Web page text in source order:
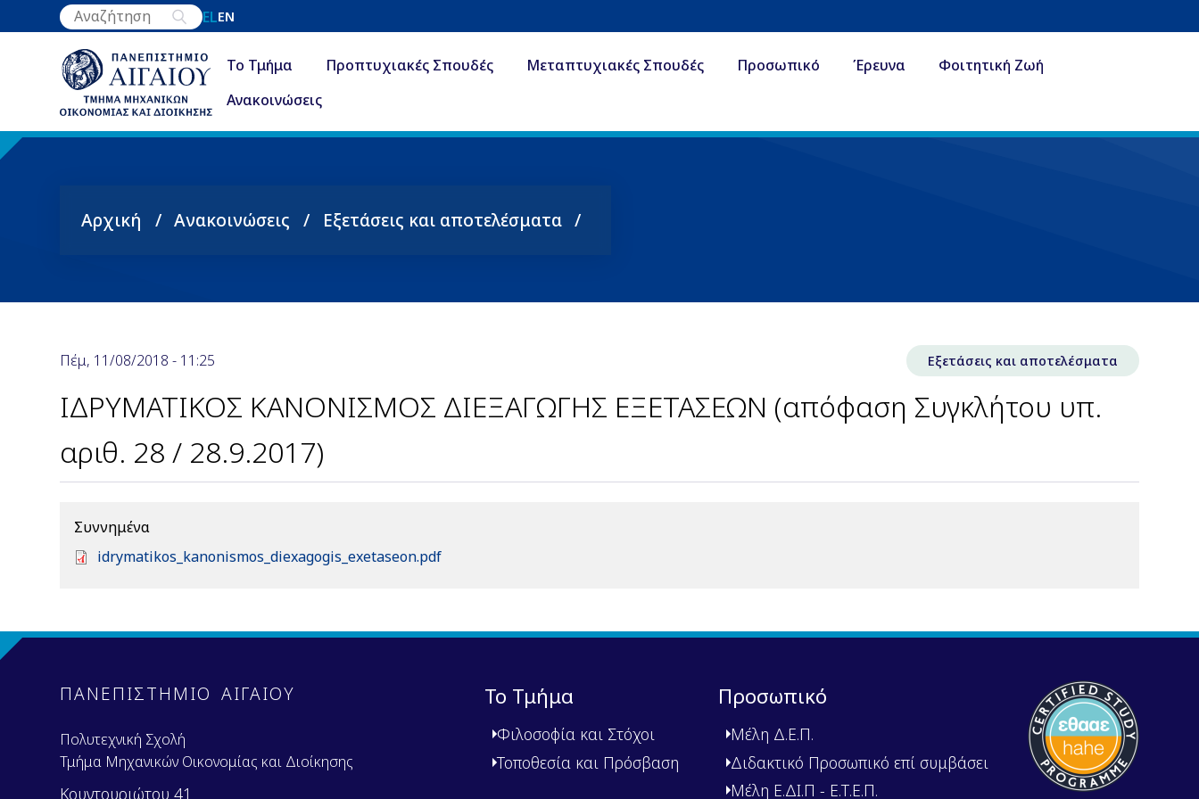
Παράκαμψη
προς
περιεχόμενο
ELEN
Το Τμήμα Προπτυχιακές Σπουδές Μεταπτυχιακές Σπουδές Προσωπικό Έρευνα
Φοιτητική Ζωή
Ανακοινώσεις
Breadcrumb
Αρχική Ανακοινώσεις Εξετάσεις και αποτελέσματα
Πέμ, 11/08/2018 - 11:25 Εξετάσεις και αποτελέσματα
ΙΔΡΥΜΑΤΙΚΟΣ ΚΑΝΟΝΙΣΜΟΣ ΔΙΕΞΑΓΩΓΗΣ ΕΞΕΤΑΣΕΩΝ (απόφαση Συγκλήτου υπ.
αριθ. 28 / 28.9.2017)
Συννημένα
D
n
idrymatikos_kanonismos_diexagogis_exetaseon.pdf
ΠΑΝΕΠΙΣΤΗΜΙΟ ΑΙΓΑΙΟΥ
Πολυτεχνική Σχολή
Τμήμα Μηχανικών Οικονομίας και Διοίκησης
Κουντουριώτου 41
Το Τμήμα
Φιλοσοφία και Στόχοι
Τοποθεσία και Πρόσβαση
Προσωπικό
Μέλη Δ.Ε.Π.
Διδακτικό Προσωπικό επί συμβάσει
Μέλη Ε.ΔΙ.Π - Ε.Τ.Ε.Π.